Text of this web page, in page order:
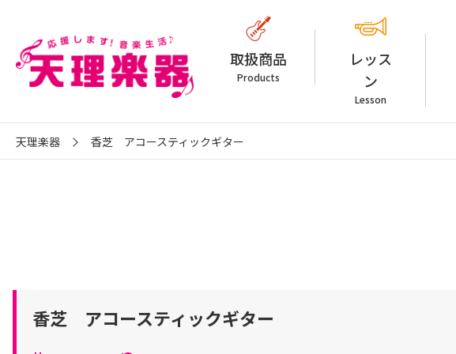
取扱商品
Products
レッス
ン
Lesson
天理楽器 香芝 アコースティックギター
香芝 アコースティックギター